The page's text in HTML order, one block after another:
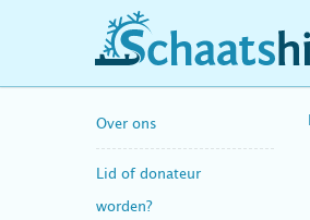
schaatshistorie.nl
Over ons
Lid of donateur
worden?